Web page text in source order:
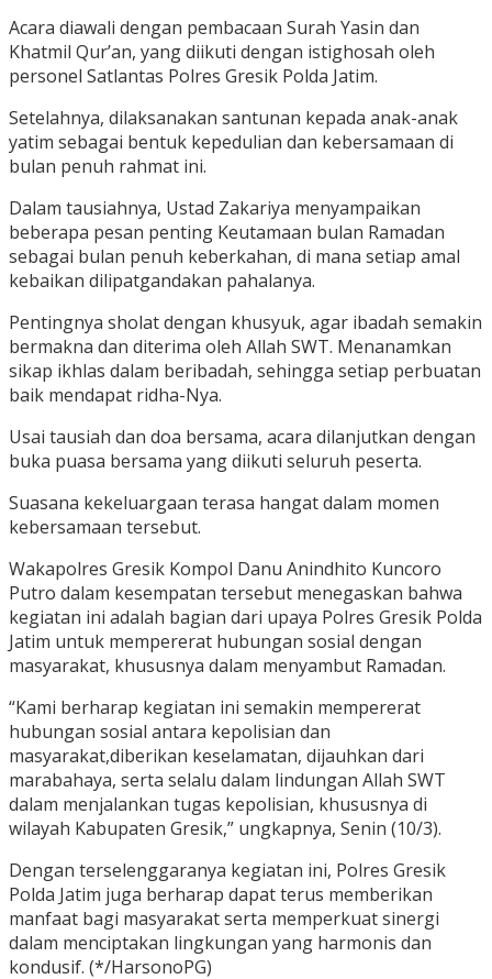
Acara diawali dengan pembacaan Surah Yasin dan
Khatmil Qur’an, yang diikuti dengan istighosah oleh
personel Satlantas Polres Gresik Polda Jatim.
Setelahnya, dilaksanakan santunan kepada anak-anak
yatim sebagai bentuk kepedulian dan kebersamaan di
bulan penuh rahmat ini.
Dalam tausiahnya, Ustad Zakariya menyampaikan
beberapa pesan penting Keutamaan bulan Ramadan
sebagai bulan penuh keberkahan, di mana setiap amal
kebaikan dilipatgandakan pahalanya.
Pentingnya sholat dengan khusyuk, agar ibadah semakin
bermakna dan diterima oleh Allah SWT. Menanamkan
sikap ikhlas dalam beribadah, sehingga setiap perbuatan
baik mendapat ridha-Nya.
Usai tausiah dan doa bersama, acara dilanjutkan dengan
buka puasa bersama yang diikuti seluruh peserta.
Suasana kekeluargaan terasa hangat dalam momen
kebersamaan tersebut.
Wakapolres Gresik Kompol Danu Anindhito Kuncoro
Putro dalam kesempatan tersebut menegaskan bahwa
kegiatan ini adalah bagian dari upaya Polres Gresik Polda
Jatim untuk mempererat hubungan sosial dengan
masyarakat, khususnya dalam menyambut Ramadan.
“Kami berharap kegiatan ini semakin mempererat
hubungan sosial antara kepolisian dan
masyarakat,diberikan keselamatan, dijauhkan dari
marabahaya, serta selalu dalam lindungan Allah SWT
dalam menjalankan tugas kepolisian, khususnya di
wilayah Kabupaten Gresik,” ungkapnya, Senin (10/3).
Dengan terselenggaranya kegiatan ini, Polres Gresik
Polda Jatim juga berharap dapat terus memberikan
manfaat bagi masyarakat serta memperkuat sinergi
dalam menciptakan lingkungan yang harmonis dan
kondusif. (*/HarsonoPG)